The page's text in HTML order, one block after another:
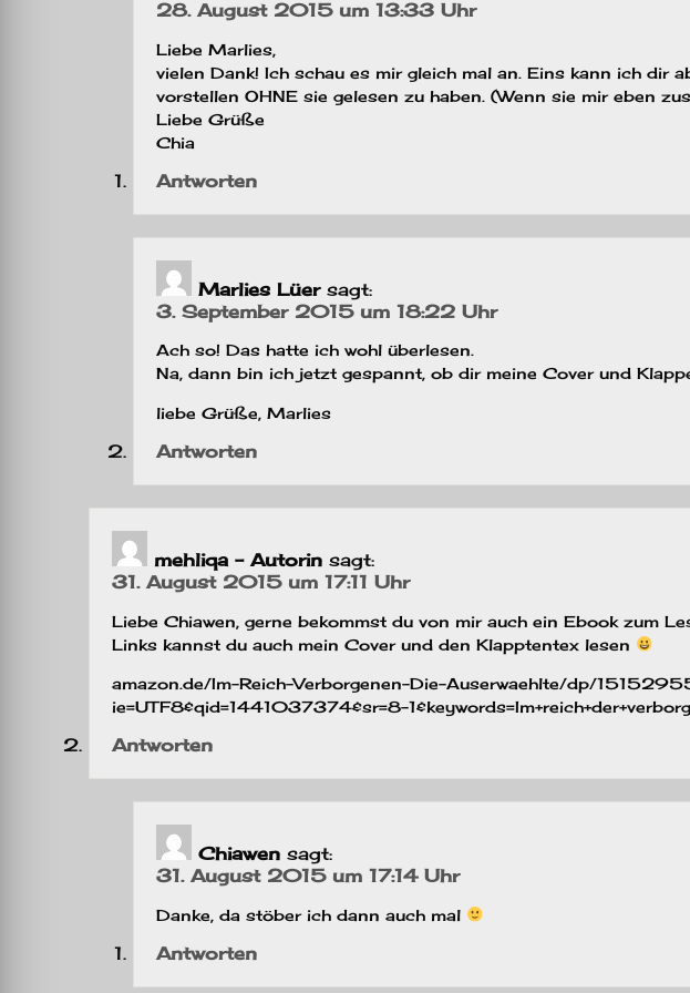
28. August 2015 um 13:33 Uhr
Liebe Marlies,
vielen Dank! Ich schau es mir gleich mal an. Eins kann ich dir
vorstellen OHNE sie gelesen zu haben. (Wenn sie mir eben
Liebe Grüße
Chia
Antworten
Marlies Lüer sagt:
3. September 2015 um 18:22 Uhr
Ach so! Das hatte ich wohl überlesen.
Na, dann bin ich jetzt gespannt, ob dir meine Cover und
liebe Grüße, Marlies
Antworten
mehliqa - Autorin sagt:
31. August 2015 um 17:11 Uhr
Liebe Chiawen, gerne bekommst du von mir auch ein Ebook zum
Links kannst du auch mein Cover und den Klapptentex lesen
amazon.de/Im-Reich-Verborgenen-Die-Auserwaehlte/dp/
ie=UTF8&qid=1441037374&sr=8-
Antworten
Chiawen sagt:
31. August 2015 um 17:14 Uhr
Danke, da stöber ich dann auch mal
Antworten